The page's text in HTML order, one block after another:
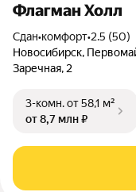
Флагман Холл
Сдан•комфорт•2.5 (50)
Новосибирск,
Заречная, 2
3-комн.от 58,1 м²
от 8,7 млн ₽